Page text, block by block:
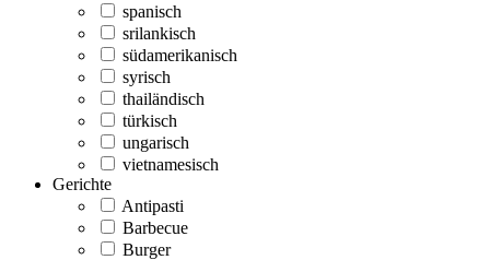
spanisch
srilankisch
südamerikanisch
syrisch
thailändisch
türkisch
ungarisch
vietnamesisch
Gerichte
Antipasti
Barbecue
Burger